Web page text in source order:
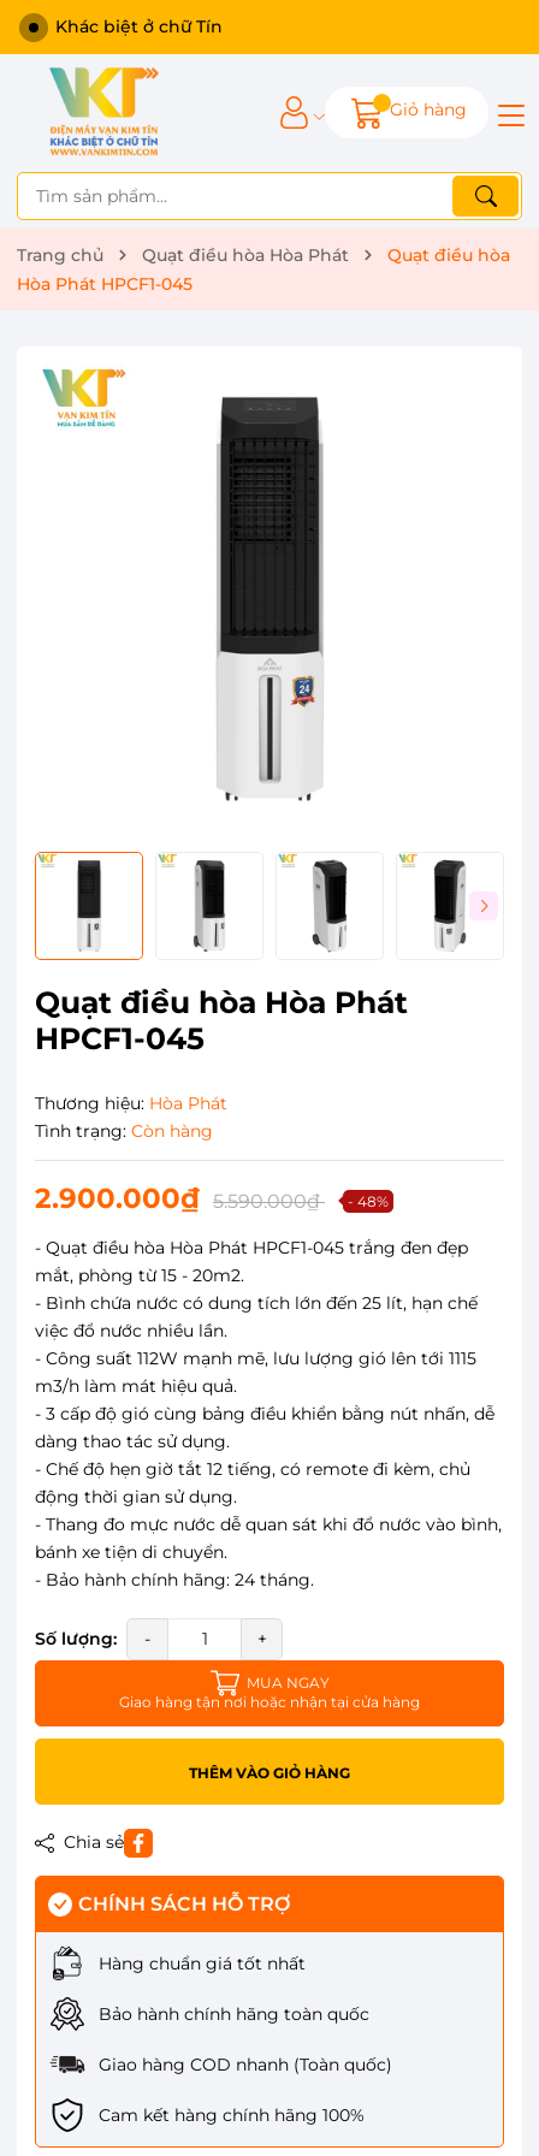
Khác biệt ở chữ Tín
Giỏ hàng
Trang chủ Quạt điều hòa Hòa Phát
Quạt điều hòa
Hòa Phát HPCF1-045
Quạt điều hòa Hòa Phát
HPCF1-045
Thương hiệu: Hòa Phát
Tình trạng: Còn hàng
2.900.000₫ 5.590.000₫ - 48%
- Quạt điều hòa Hòa Phát HPCF1-045 trắng đen đẹp
mắt, phòng từ 15 - 20m2.
- Bình chứa nước có dung tích lớn đến 25 lít, hạn chế
việc đổ nước nhiều lần.
- Công suất 112W mạnh mẽ, lưu lượng gió lên tới 1115
m3/h làm mát hiệu quả.
- 3 cấp độ gió cùng bảng điều khiển bằng nút nhấn, dễ
dàng thao tác sử dụng.
- Chế độ hẹn giờ tắt 12 tiếng, có remote đi kèm, chủ
động thời gian sử dụng.
- Thang đo mực nước dễ quan sát khi đổ nước vào bình,
bánh xe tiện di chuyển.
- Bảo hành chính hãng: 24 tháng.
Số lượng: - +
MUA NGAY
Giao hàng tận nơi hoặc nhận tại cửa hàng
THÊM VÀO GIỎ HÀNG
Chia sẻ
CHÍNH SÁCH HỖ TRỢ
Hàng chuẩn giá tốt nhất
Bảo hành chính hãng toàn quốc
Giao hàng COD nhanh (Toàn quốc)
Cam kết hàng chính hãng 100%